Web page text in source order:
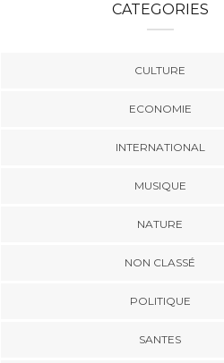
CATEGORIES
CULTURE
ECONOMIE
INTERNATIONAL
MUSIQUE
NATURE
NON CLASSÉ
POLITIQUE
SANTES